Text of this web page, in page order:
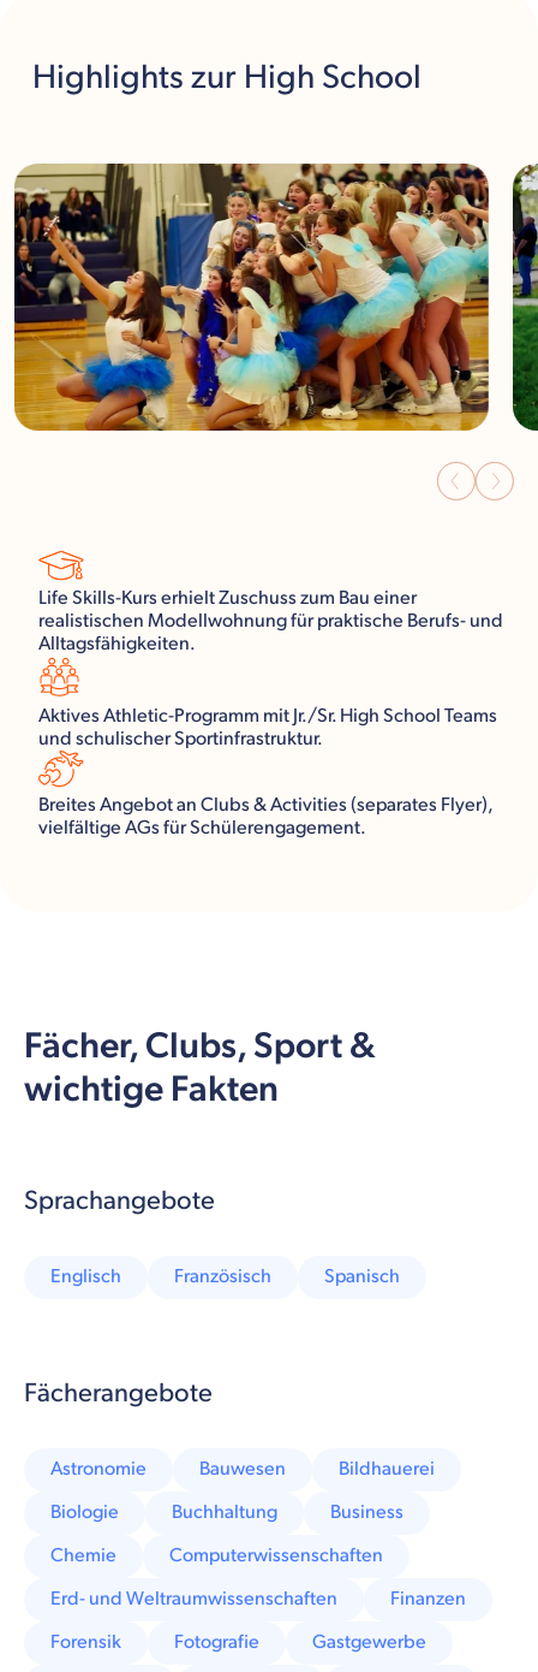
Highlights zur High School
Life Skills-Kurs erhielt Zuschuss zum Bau einer
realistischen Modellwohnung für praktische Berufs- und
Alltagsfähigkeiten.
Aktives Athletic-Programm mit Jr./Sr. High School Teams
und schulischer Sportinfrastruktur.
Breites Angebot an Clubs & Activities (separates Flyer),
vielfältige AGs für Schülerengagement.
Fächer, Clubs, Sport &
wichtige Fakten
Sprachangebote
Englisch Französisch Spanisch
Fächerangebote
Astronomie Bauwesen
Bildhauerei
Biologie
Buchhaltung
Business
Chemie
Computerwissenschaften
Erd- und Weltraumwissenschaften
Finanzen
Forensik
Fotografie
Gastgewerbe